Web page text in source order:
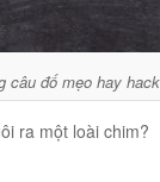
câu đố mẹo hay
ra một loài chim?